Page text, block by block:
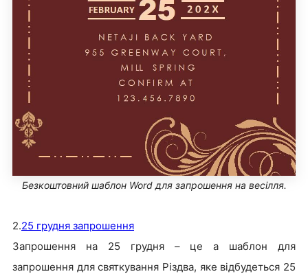
Безкоштовний шаблон Word для запрошення на весілля.
2.25 грудня запрошення
Запрошення на 25 грудня – це a шаблон для
запрошення для святкування Різдва, яке відбудеться 25